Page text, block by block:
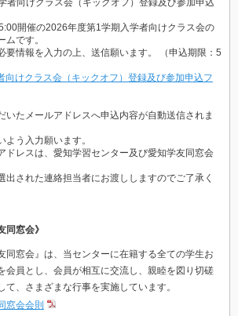
開催の2026年度第1学期入学者向けクラス会の
です。
要情報を入力の上、送信願います。 （申込期限：5
向けクラス会（キックオフ）登録及び参加申込フ
いたメールアドレスへ申込内容が自動送信されま
よう入力願います。
ドレスは、愛知学習センター及び愛知学友同窓会
出された連絡担当者にお渡ししますのでご了承く
同窓会》
同窓会』は、当センターに在籍する全ての学生お
会員とし、会員が相互に交流し、親睦を図り切磋
て、さまざまな行事を実施しています。
窓会会則